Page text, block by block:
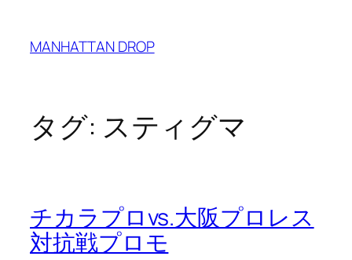
MANHATTAN DROP
タグ: スティグマ
チカラプロvs.大阪プロレス
対抗戦プロモ